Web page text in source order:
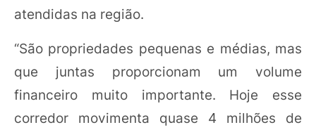
atendidas na região.
“São propriedades pequenas e médias, mas
que juntas proporcionam um volume
financeiro muito importante. Hoje esse
corredor movimenta quase 4 milhões de